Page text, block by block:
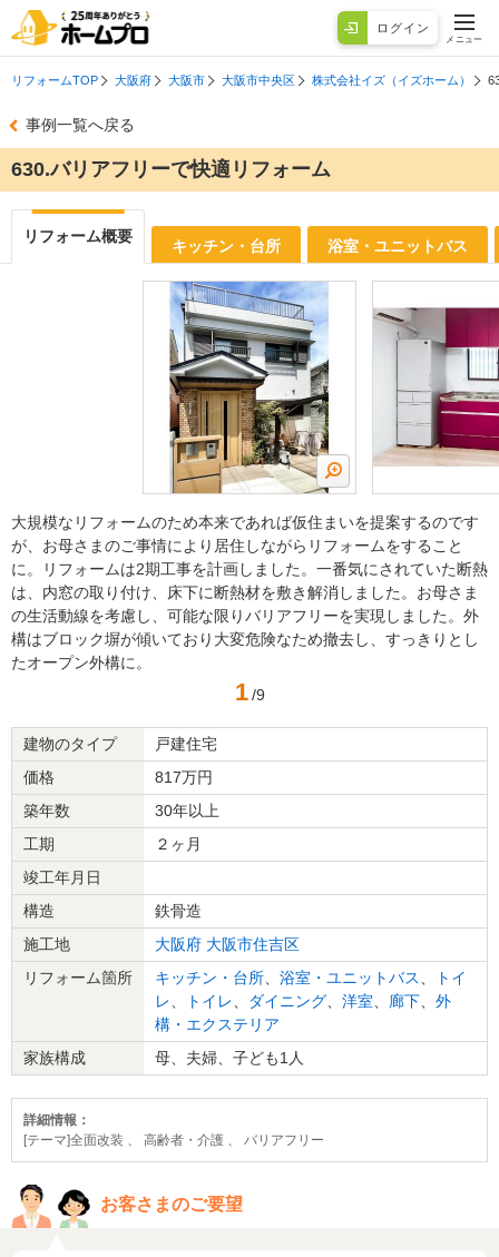
ログイン
メニュー
リフォームTOP 大阪府 大阪市 大阪市中央区 株式会社イズ（イズホーム）
事例一覧へ戻る
630.バリアフリーで快適リフォーム
リフォーム概要
キッチン・台所 浴室・ユニットバス
大規模なリフォームのため本来であれば仮住まいを提案するのです
が、お母さまのご事情により居住しながらリフォームをすること
に。リフォームは2期工事を計画しました。一番気にされていた断熱
は、内窓の取り付け、床下に断熱材を敷き解消しました。お母さま
の生活動線を考慮し、可能な限りバリアフリーを実現しました。外
構はブロック塀が傾いており大変危険なため撤去し、すっきりとし
たオープン外構に。
1 /9
建物のタイプ
戸建住宅
価格
817万円
築年数
30年以上
工期
２ヶ月
竣工年月日
構造
鉄骨造
施工地
大阪府 大阪市住吉区
リフォーム箇所
キッチン・台所 浴室・ユニットバス
トイ
レ
トイレ ダイニング 洋室 廊下
外
構・エクステリア
家族構成
母、夫婦、子ども1人
詳細情報：
[テーマ]全面改装 、 高齢者・介護 、 バリアフリー
お客さまのご要望